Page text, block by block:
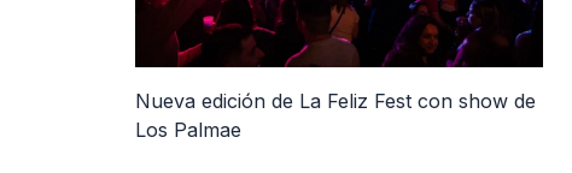
Nueva edición de La Feliz Fest con show de
Los Palmae